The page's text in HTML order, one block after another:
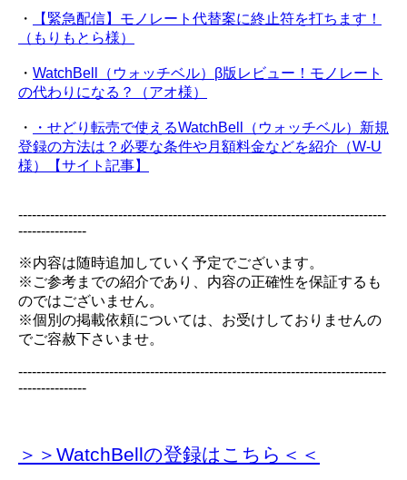
・
【緊急配信】モノレート代替案に終止符を打ちます！
（もりもとら様）
・ WatchBell（ウォッチベル）β版レビュー！モノレート
の代わりになる？（アオ様）
・
・せどり転売で使えるWatchBell（ウォッチベル）新規
登録の方法は？必要な条件や月額料金などを紹介（W-U
様）【サイト記事】
---------------------------------------------------------------------------------
---------------
※内容は随時追加していく予定でございます。
※ご参考までの紹介であり、内容の正確性を保証するも
のではございません。
※個別の掲載依頼については、お受けしておりませんの
でご容赦下さいませ。
---------------------------------------------------------------------------------
---------------
＞＞WatchBellの登録はこちら＜＜